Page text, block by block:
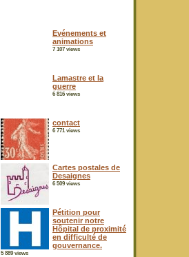
Evénements et
animations
7 107 views
Lamastre et la
guerre
6 816 views
contact
6 771 views
Cartes postales de
Desaignes
6 509 views
Pétition pour
soutenir notre
Hôpital de proximité
en difficulté de
gouvernance.
5 889 views